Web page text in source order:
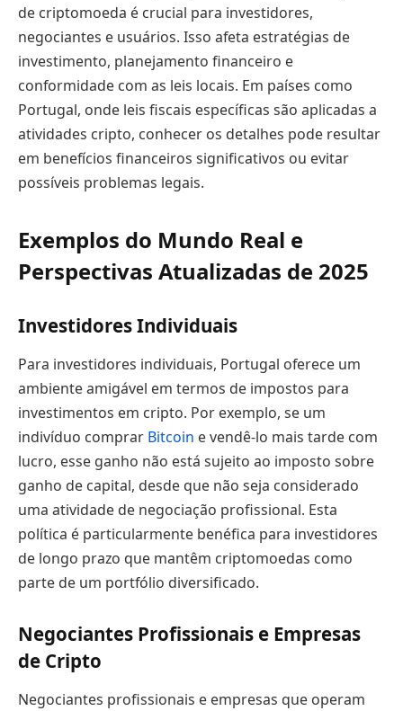
de criptomoeda é crucial para investidores,
negociantes e usuários. Isso afeta estratégias de
investimento, planejamento financeiro e
conformidade com as leis locais. Em países como
Portugal, onde leis fiscais específicas são aplicadas a
atividades cripto, conhecer os detalhes pode resultar
em benefícios financeiros significativos ou evitar
possíveis problemas legais.
Exemplos do Mundo Real e
Perspectivas Atualizadas de 2025
Investidores Individuais
Para investidores individuais, Portugal oferece um
ambiente amigável em termos de impostos para
investimentos em cripto. Por exemplo, se um
indivíduo comprar Bitcoin e vendê-lo mais tarde com
lucro, esse ganho não está sujeito ao imposto sobre
ganho de capital, desde que não seja considerado
uma atividade de negociação profissional. Esta
política é particularmente benéfica para investidores
de longo prazo que mantêm criptomoedas como
parte de um portfólio diversificado.
Negociantes Profissionais e Empresas
de Cripto
Negociantes profissionais e empresas que operam